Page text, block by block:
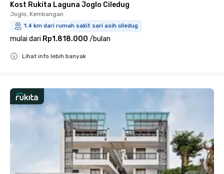
Kost Rukita Laguna Joglo Ciledug
Joglo, Kembangan
1.4 km dari rumah sakit sari asih ciledug
mulai dari Rp1.818.000 /bulan
Lihat info lebih banyak